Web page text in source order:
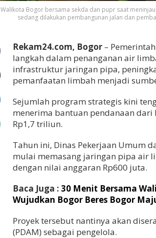
Walikota Bogor bersama sekda dan pupr saat
sedang dilakukan pembangunan jalan dan
Rekam24.com, Bogor–
langkah dalam penanganan air
infrastruktur jaringan pipa,
pemanfaatan limbah menjadi
Sejumlah program strategis kini
menerima bantuan pendanaan
Rp1,7 triliun.
Tahun ini, Dinas Pekerjaan Umum
mulai memasang jaringan pipa air
dengan nilai anggaran Rp600 juta.
Baca Juga : 30 Menit Bersama
Wujudkan Bogor Beres Bogor
Proyek tersebut nantinya akan
(PDAM) sebagai pengelola.